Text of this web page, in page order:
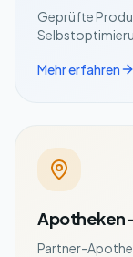
Geprüfte
Mehr erfahren
Partner-